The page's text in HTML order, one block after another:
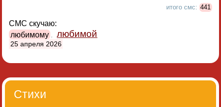
итого смс: 441
СМС скучаю:
любимому , любимой
25 апреля 2026
Стихи